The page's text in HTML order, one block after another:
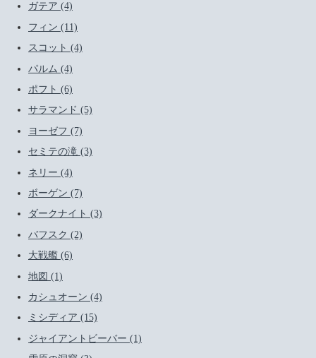
ガテア (4)
フィン (11)
スコット (4)
パルム (4)
ポフト (6)
サラマンド (5)
ヨーゼフ (7)
セミテの滝 (3)
ネリー (4)
ボーゲン (7)
ダークナイト (3)
バフスク (2)
大戦艦 (6)
地図 (1)
カシュオーン (4)
ミシディア (15)
ジャイアントビーバー (1)